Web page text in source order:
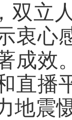
双立
衷心
成效
直播
地震